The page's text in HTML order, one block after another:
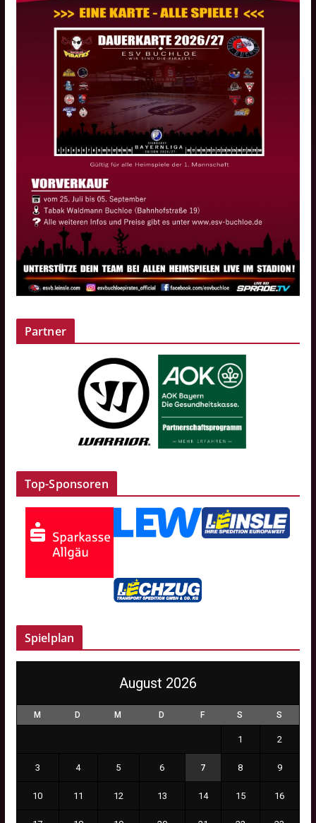
Partner
Top-Sponsoren
Spielplan
August 2026
M D M D F S S
1 2
3 4 5 6 7 8 9
10 11 12 13 14 15 16